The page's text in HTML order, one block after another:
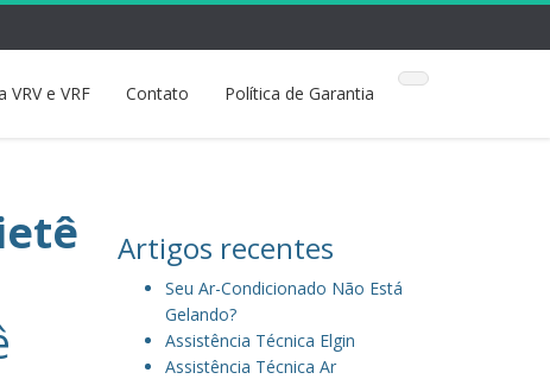
VRV e VRF Contato Política de Garantia
Artigos recentes
Seu Ar-Condicionado Não Está
Gelando?
Assistência Técnica Elgin
Assistência Técnica Ar